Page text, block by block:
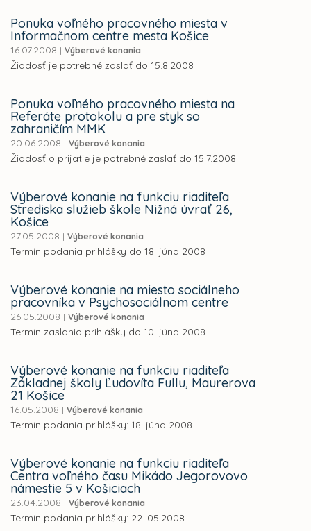
Ponuka voľného pracovného miesta v
Informačnom centre mesta Košice
16.07.2008 | Výberové konania
Žiadosť je potrebné zaslať do 15.8.2008
Ponuka voľného pracovného miesta na
Referáte protokolu a pre styk so
zahraničím MMK
20.06.2008 | Výberové konania
Žiadosť o prijatie je potrebné zaslať do 15.7.2008
Výberové konanie na funkciu riaditeľa
Strediska služieb škole Nižná úvrať 26,
Košice
27.05.2008 | Výberové konania
Termín podania prihlášky do 18. júna 2008
Výberové konanie na miesto sociálneho
pracovníka v Psychosociálnom centre
26.05.2008 | Výberové konania
Termín zaslania prihlášky do 10. júna 2008
Výberové konanie na funkciu riaditeľa
Základnej školy Ľudovíta Fullu, Maurerova
21 Košice
16.05.2008 | Výberové konania
Termín podania prihlášky: 18. júna 2008
Výberové konanie na funkciu riaditeľa
Centra voľného času Mikádo Jegorovovo
námestie 5 v Košiciach
23.04.2008 | Výberové konania
Termín podania prihlášky: 22. 05.2008